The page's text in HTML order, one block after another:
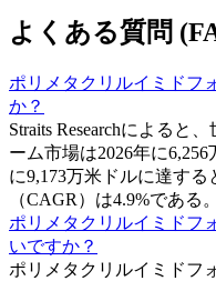
よくある質問
ポリメタクリルイミドフ
か？
Straits Researchによると
ーム市場は2026年に
に9,173万米ドルに達す
（CAGR）は4.9%である。
ポリメタクリルイミドフ
いですか？
ポリメタクリルイミドフ